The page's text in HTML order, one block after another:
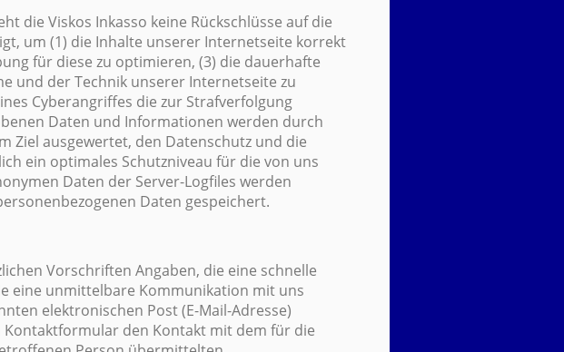
die Viskos Inkasso keine Rückschlüsse auf die
um (1) die Inhalte unserer Internetseite korrekt
für diese zu optimieren, (3) die dauerhafte
und der Technik unserer Internetseite zu
Cyberangriffes die zur Strafverfolgung
Daten und Informationen werden durch
Ziel ausgewertet, den Datenschutz und die
ein optimales Schutzniveau für die von uns
Daten der Server-Logfiles werden
Daten gespeichert.
Vorschriften Angaben, die eine schnelle
eine unmittelbare Kommunikation mit uns
elektronischen Post (E-Mail-Adresse)
den Kontakt mit dem für die